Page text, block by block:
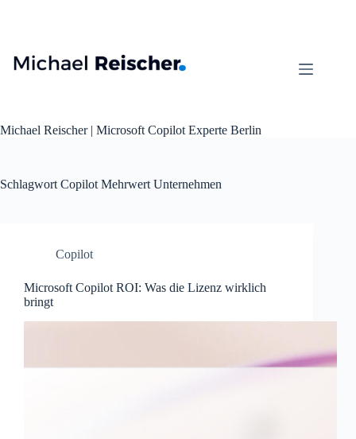
Michael Reischer | Microsoft Copilot Experte Berlin
Schlagwort Copilot Mehrwert Unternehmen
Copilot
Microsoft Copilot ROI: Was die Lizenz wirklich
bringt